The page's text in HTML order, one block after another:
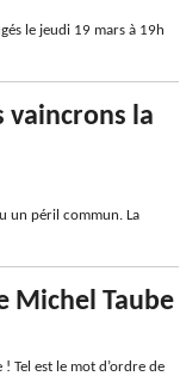
le jeudi 19 mars à 19h
vaincrons la
un péril commun. La
Michel Taube
Tel est le mot d’ordre de